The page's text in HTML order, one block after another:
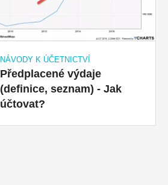
NÁVODY K ÚČETNICTVÍ
Předplacené výdaje
(definice, seznam) - Jak
účtovat?